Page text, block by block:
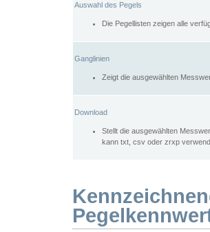
Auswahl des Pegels
Die Pegellisten zeigen alle
Ganglinien
Zeigt die ausgewählten
Download
Stellt die ausgewählten
kann txt, csv oder zrxp